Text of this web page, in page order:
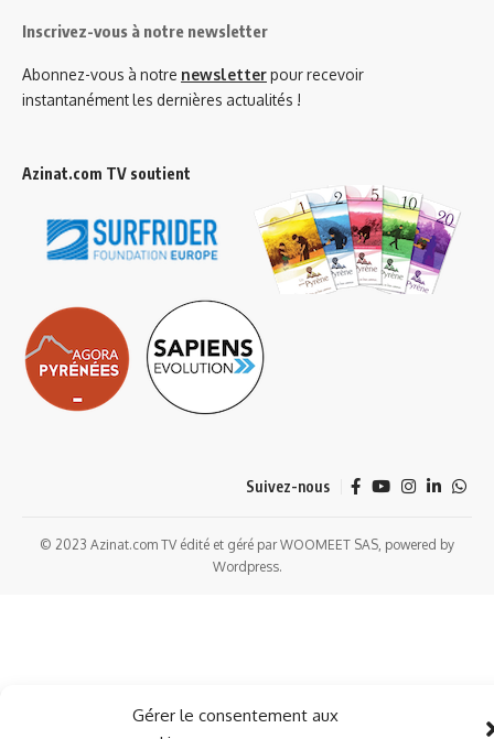
Gérer le consentement aux
Inscrivez-vous à notre newsletter
Abonnez-vous à notre newsletterpour recevoir
instantanément les dernières actualités !
Azinat.com TV soutient
Suivez-nous
© 2023 Azinat.com TV édité et géré par WOOMEET SAS, powered by
Wordpress.